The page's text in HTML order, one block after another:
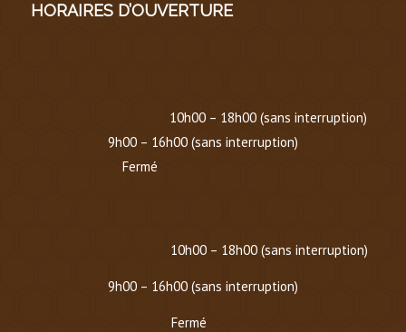
HORAIRES D’OUVERTURE
10h00 – 18h00 (sans interruption)
9h00 – 16h00 (sans interruption)
Fermé
10h00 – 18h00 (sans interruption)
9h00 – 16h00 (sans interruption)
Fermé